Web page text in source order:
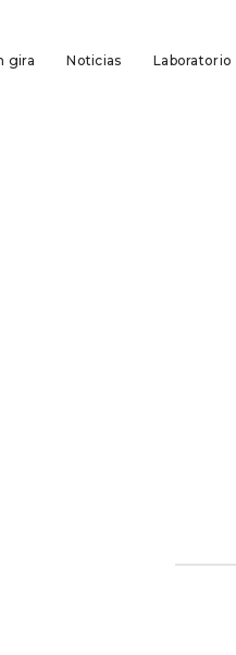
gira Noticias Laboratorio